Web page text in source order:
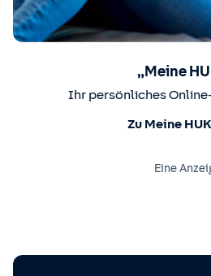
„Meine
Ihr persönliches
Zu Meine HUK
Eine